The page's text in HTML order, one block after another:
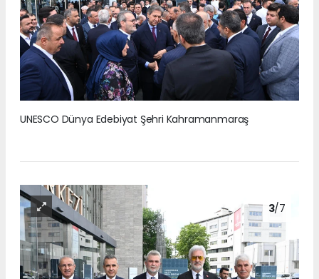
UNESCO Dünya Edebiyat Şehri Kahramanmaraş
3/7